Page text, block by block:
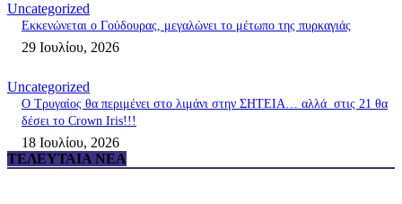
Uncategorized
Εκκενώνεται ο Γούδουρας, μεγαλώνει το μέτωπο της πυρκαγιάς
29 Ιουλίου, 2026
Uncategorized
Ο Τρυγαίος θα περιμένει στο λιμάνι στην ΣΗΤΕΙΑ… αλλά στις 21 θα
δέσει το Crown Iris!!!
18 Ιουλίου, 2026
ΤΕΛΕΥΤΑΊΑ ΝΈΑ